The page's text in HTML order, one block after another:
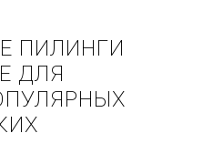
ПИЛИНГИ
ДЛЯ